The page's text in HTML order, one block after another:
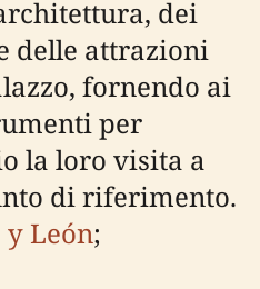
dei
delle attrazioni
fornendo ai
per
la loro visita a
di riferimento.
León;